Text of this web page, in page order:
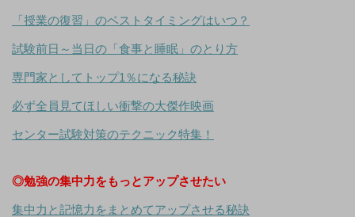
「授業の復習」のベストタイミングはいつ？
試験前日～当日の「食事と睡眠」のとり方
専門家としてトップ1％になる秘訣
必ず全員見てほしい衝撃の大傑作映画
センター試験対策のテクニック特集！
◎勉強の集中力をもっとアップさせたい
集中力と記憶力をまとめてアップさせる秘訣